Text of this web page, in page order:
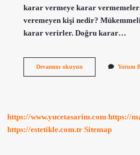
karar vermeye karar vermemeleri
veremeyen kişi nedir?
karar verirler. Doğru karar…
Devamını okuyunBir
Yorum
https://www.yucetasarim.com https://
https://estetikle.com.tr Sitemap